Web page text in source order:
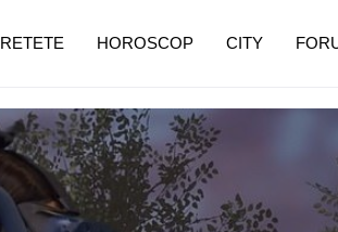
RETETE HOROSCOP CITY
pe măsură ce înaintezi în vârstă